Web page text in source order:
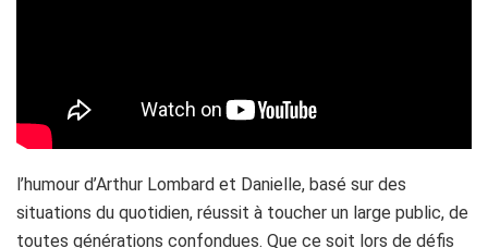
l’humour d’Arthur Lombard et Danielle, basé sur des
situations du quotidien, réussit à toucher un large public, de
toutes générations confondues. Que ce soit lors de défis